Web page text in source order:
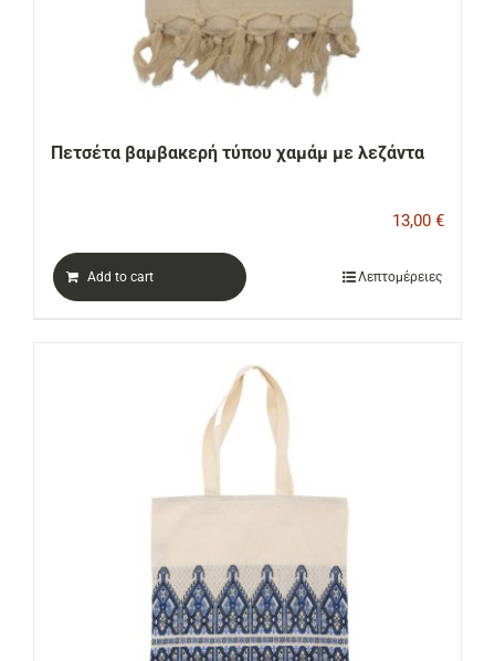
Πετσέτα βαμβακερή τύπου χαμάμ με λεζάντα
13,00 €
Add to cart Λεπτομέρειες